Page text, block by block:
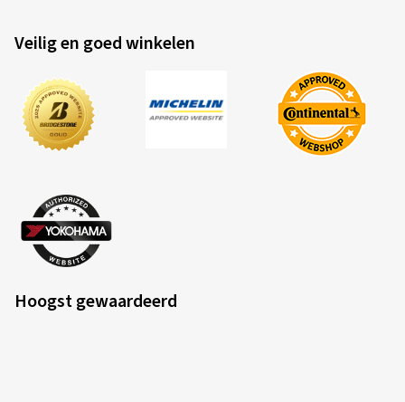
Afmeting:1.5 26 0
Veilig en goed winkelen
Hoogst gewaardeerd